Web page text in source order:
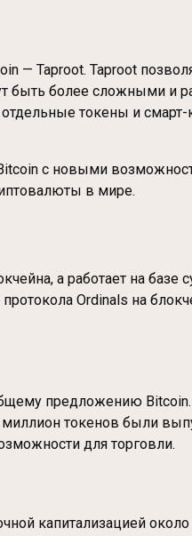
— Taproot. Taproot
более сложными и
токены и
с новыми
в мире.
а работает на
Ordinals на
предложению
токенов были
для торговли.
капитализацией